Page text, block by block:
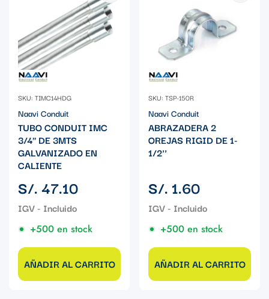
SKU: TIMC14HDG
Naavi Conduit
TUBO CONDUIT IMC
3/4" DE 3MTS
GALVANIZADO EN
CALIENTE
Precio
regular
S/. 47.10
+500 en stock
AÑADIR AL CARRITO
SKU: TSP-150R
Naavi Conduit
ABRAZADERA 2
OREJAS RIGID DE 1-
1/2''
Precio
regular
S/. 1.60
+500 en stock
AÑADIR AL CARRITO